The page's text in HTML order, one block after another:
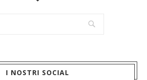
I NOSTRI SOCIAL